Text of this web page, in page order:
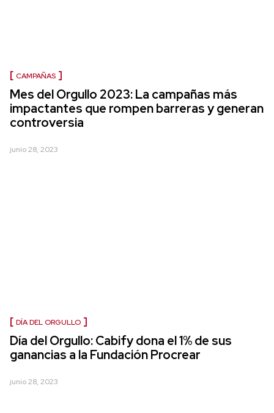
CAMPAÑAS
Mes del Orgullo 2023: La campañas más
impactantes que rompen barreras y generan
controversia
junio 28, 2023
DÍA DEL ORGULLO
Día del Orgullo: Cabify dona el 1% de sus
ganancias a la Fundación Procrear
junio 28, 2023